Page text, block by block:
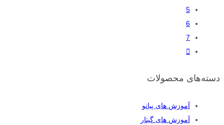
5
6
7
دسته‌های محصولات
آموزش های پیانو
آموزش های گیتار